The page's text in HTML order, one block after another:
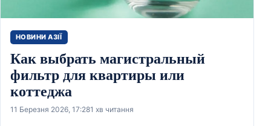
НОВИНИ АЗІЇ
Как выбрать магистральный
фильтр для квартиры или
коттеджа
11 Березня 2026, 17:281 хв читання